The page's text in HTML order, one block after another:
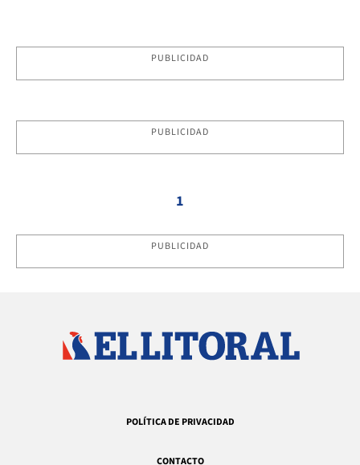
PUBLICIDAD
PUBLICIDAD
1
PUBLICIDAD
POLÍTICA DE PRIVACIDAD
CONTACTO